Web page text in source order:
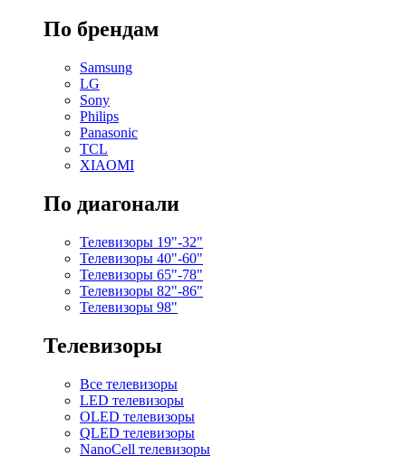
По брендам
Samsung
LG
Sony
Philips
Panasonic
TCL
XIAOMI
По диагонали
Телевизоры 19"-32"
Телевизоры 40"-60"
Телевизоры 65"-78"
Телевизоры 82"-86"
Телевизоры 98"
Телевизоры
Все телевизоры
LED телевизоры
OLED телевизоры
QLED телевизоры
NanoCell телевизоры